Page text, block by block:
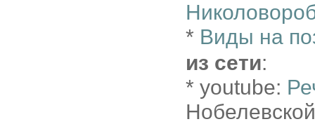
* Виды на
из сети:
* youtube: